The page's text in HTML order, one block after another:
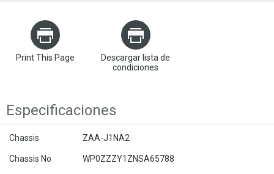
Print This Page
Descargar lista de
condiciones
Especificaciones
Chassis ZAA-J1NA2
Chassis No WP0ZZZY1ZNSA65788